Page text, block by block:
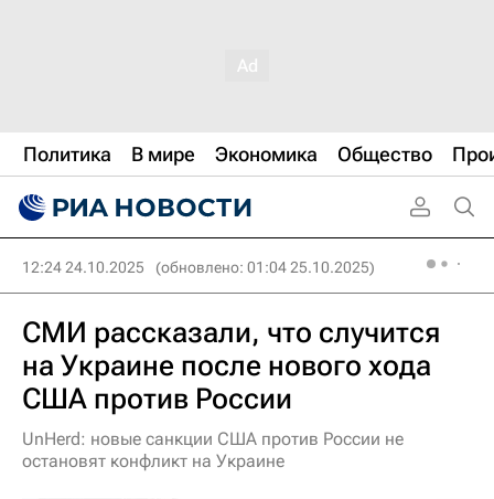
Политика В мире Экономика Общество
12:24 24.10.2025 (обновлено: 01:04 25.10.2025)
СМИ рассказали, что случится
на Украине после нового хода
США против России
UnHerd: новые санкции США против России не
остановят конфликт на Украине